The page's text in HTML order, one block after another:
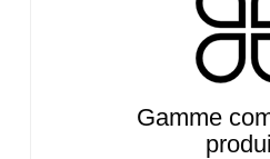
Gamme